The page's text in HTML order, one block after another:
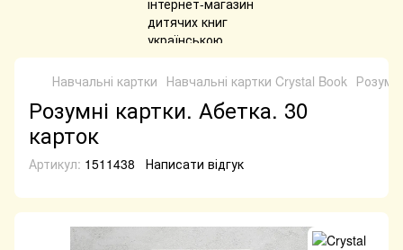
Навчальні картки Навчальні картки Crystal Book
Розумні картки. Абетка. 30
карток
Артикул: 1511438 Написати відгук